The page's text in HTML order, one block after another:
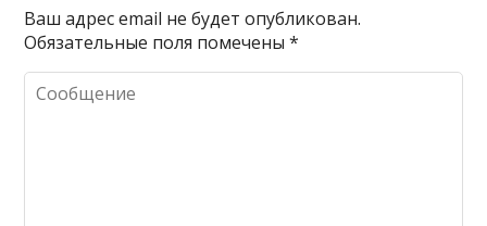
Ваш адрес email не будет опубликован.
Обязательные поля помечены*